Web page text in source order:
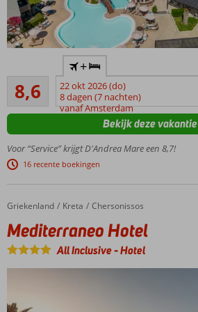
strand
met
prachtig
zee
Nabij
Rhodos-
zonliefhebbers
én
watersporters
8,6
Aanrader
671
beoordelingen
+
22 okt 2026 (do)
8 dagen (7 nachten)
vanaf Amsterdam
Voor “Service” krijgt D'Andrea Mare een 8,7!
16 recente boekingen
Bekijk deze vakantie
Home
Griekenland Kreta Chersonissos
Mediterraneo Hotel
Mediterraneo Hotel
All Inclusive-Hotel